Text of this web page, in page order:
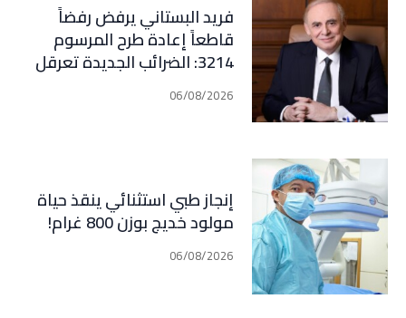
فريد البستاني يرفض رفضاً
قاطعاً إعادة طرح المرسوم
3214: الضرائب الجديدة تعرقل
التعافي الاقتصادي وتناقض
مبدأ الشراكة
06/08/2026
إنجاز طبي استثنائي ينقذ حياة
مولود خديج بوزن 800 غرام!
06/08/2026